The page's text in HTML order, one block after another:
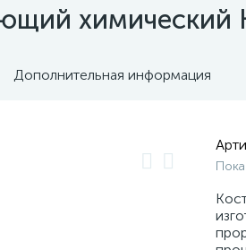
химический
Дополнительная информация